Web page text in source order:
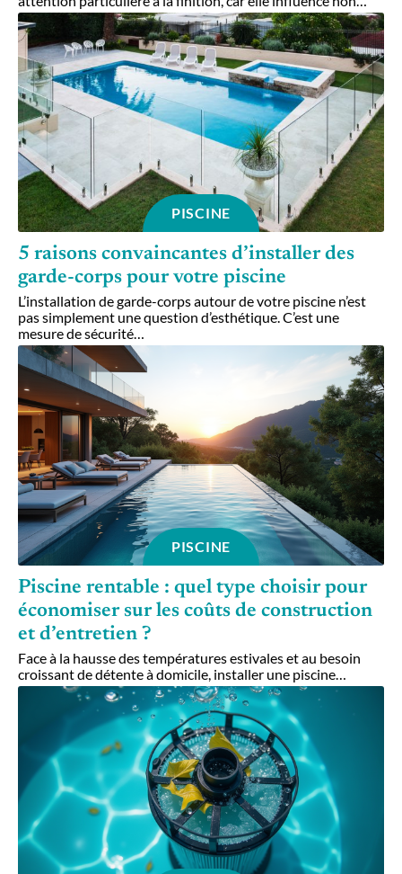
PISCINE
5 raisons convaincantes d’installer des
garde-corps pour votre piscine
L’installation de garde-corps autour de votre piscine n’est
pas simplement une question d’esthétique. C’est une
mesure de sécurité…
PISCINE
Piscine rentable : quel type choisir pour
économiser sur les coûts de construction
et d’entretien ?
Face à la hausse des températures estivales et au besoin
croissant de détente à domicile, installer une piscine…